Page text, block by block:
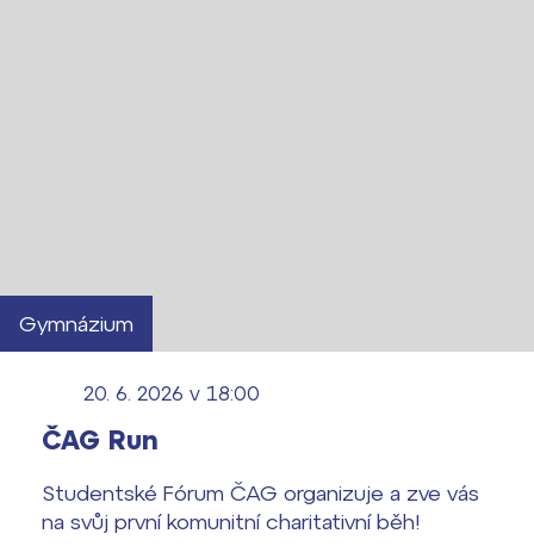
Gymnázium
20. 6. 2026 v 18:00
ČAG Run
Studentské Fórum ČAG organizuje a zve vás
na svůj první komunitní charitativní běh!
Lidé často hledají
Proč se stát studentem Gymnázia
Kontakt